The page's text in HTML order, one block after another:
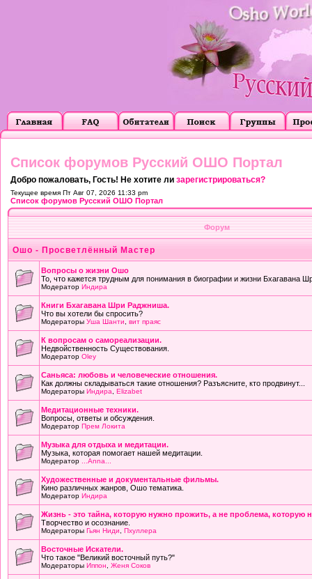
Список форумов Русский ОШО Портал
Добро пожаловать, Гость! Не хотите ли зарегистрироваться?
Текущее время Пт Авг 07, 2026 11:33 pm
Список форумов Русский ОШО Портал
Форум
Ошо - Просветлённый Мастер
Вопросы о жизни Ошо
То, что кажется трудным для понимания в биографии и жизни Бхагавана
Модератор Индира
Книги Бхагавана Шри Раджниша.
Что вы хотели бы спросить?
Модераторы Уша Шанти вит праяс
К вопросам о самореализации.
Недвойственность Существования.
Модератор Oley
Саньяса: любовь и человеческие отношения.
Как должны складываться такие отношения? Разъясните, кто продвинут...
Модераторы Индира Elizabet
Медитационные техники.
Вопросы, ответы и обсуждения.
Модератор Прем Локита
Музыка для отдыха и медитации.
Музыка, которая помогает нашей медитации.
Модератор ...Anna...
Художественные и документальные фильмы.
Кино различных жанров, Ошо тематика.
Модератор Индира
Жизнь - это тайна, которую нужно прожить, а не проблема, которую
Творчество и осознание.
Модераторы Гьян Ниди Пхуллера
Восточные Искатели.
Что такое "Великий восточный путь?"
Модераторы Иппон Женя Соков